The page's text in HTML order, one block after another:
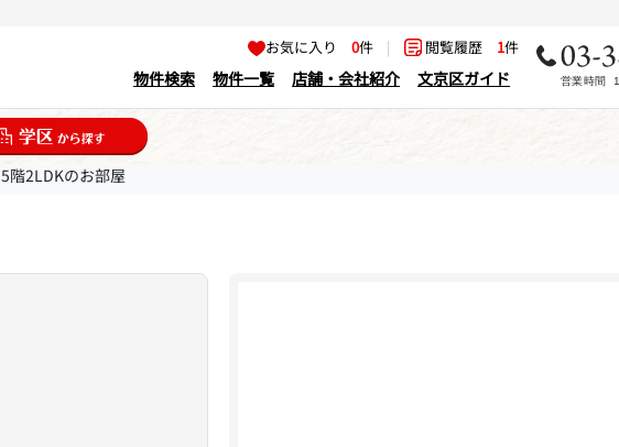
お気に入り0件 | 閲覧履歴 1件
物件検索 物件一覧 店舗・会社紹介 文京区ガイド
5階2LDKのお部屋